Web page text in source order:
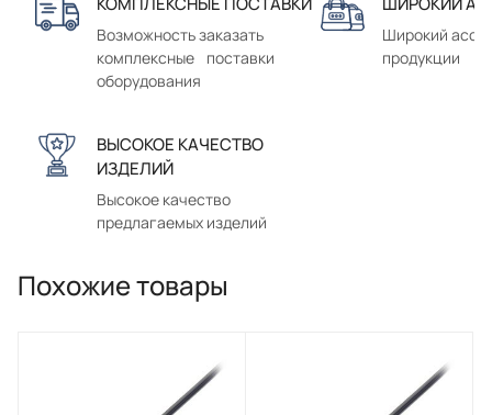
Возможность заказать
комплексные поставки
оборудования
Широкий
продукции
ВЫСОКОЕ КАЧЕСТВО
ИЗДЕЛИЙ
Высокое качество
предлагаемых изделий
Похожие товары